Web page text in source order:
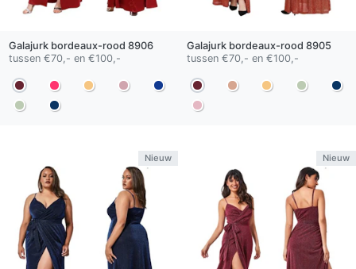
Galajurk bordeaux-rood 8906
tussen €70,- en €100,-
Galajurk bordeaux-rood 8905
tussen €70,- en €100,-
Nieuw Nieuw